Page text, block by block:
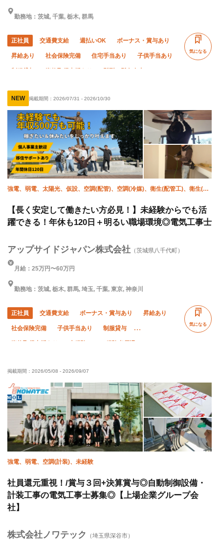
勤務地：茨城, 千葉, 栃木, 群馬
正社員 交通費支給 週払いOK ボーナス・賞与あり
昇給あり 社会保険完備 住宅手当あり 子供手当あり
制服貸与 資格取得支援あり 髪型・髪色自由
50代以上活躍中 残業月10時間以下
完全週休二日制 夏季休暇 年末年始休暇
車・バイク通勤OK 転勤なし
気になる
NEW 掲載期間： 2026/07/31 - 2026/10/30
強電、弱電、太陽光、仮設、空調(配管)、空調(冷媒)、衛生(配管工)、衛生(水
【長く安定して働きたい方必見！】未経験からでも活
躍できる！年休も120日＋明るい職場環境◎電気工事士
アップサイドジャパン株式会社 （茨城県八千代町）
月給：25万円〜60万円
勤務地：茨城, 栃木, 群馬, 埼玉, 千葉, 東京, 神奈川
正社員 交通費支給 ボーナス・賞与あり 昇給あり
社会保険完備 子供手当あり 制服貸与
土日休み 車・バイク通勤OK
完全週休二日制
気になる
掲載期間： 2026/05/08 - 2026/09/07
強電、弱電、空調(計装)、未経験
社員還元重視！/賞与３回+決算賞与◎自動制御設備・
計装工事の電気工事士募集◎【上場企業グループ会
社】
株式会社ノワテック （埼玉県深谷市）